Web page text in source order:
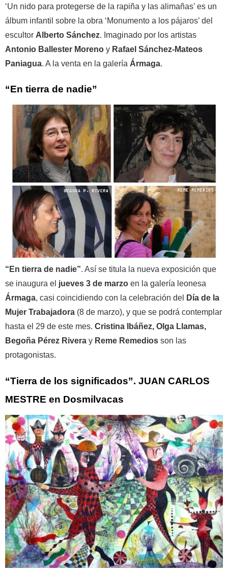
‘Un nido para protegerse de la rapiña y las alimañas’ es un
álbum infantil sobre la obra ‘Monumento a los pájaros’ del
escultor Alberto Sánchez. Imaginado por los artistas
Antonio Ballester Moreno y Rafael Sánchez-Mateos
Paniagua. A la venta en la galería Ármaga.
“En tierra de nadie”
“En tierra de nadie”. Así se titula la nueva exposición que
se inaugura el jueves 3 de marzo en la galería leonesa
Ármaga, casi coincidiendo con la celebración del
Día de la
Mujer Trabajadora (8 de marzo), y que se podrá contemplar
hasta el 29 de este mes. Cristina Ibáñez, Olga Llamas,
Begoña Pérez Rivera y Reme Remedios son las
protagonistas.
“Tierra de los significados”. JUAN CARLOS
MESTRE en Dosmilvacas